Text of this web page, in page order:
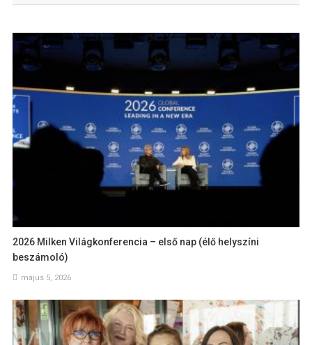
2026 Milken Világkonferencia – első nap (élő helyszíni
beszámoló)
május 5, 2026